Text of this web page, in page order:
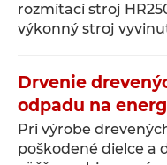
rozmítací stroj
výkonný stroj
Drvenie
odpadu na
Pri výrobe
poškodené dielce a